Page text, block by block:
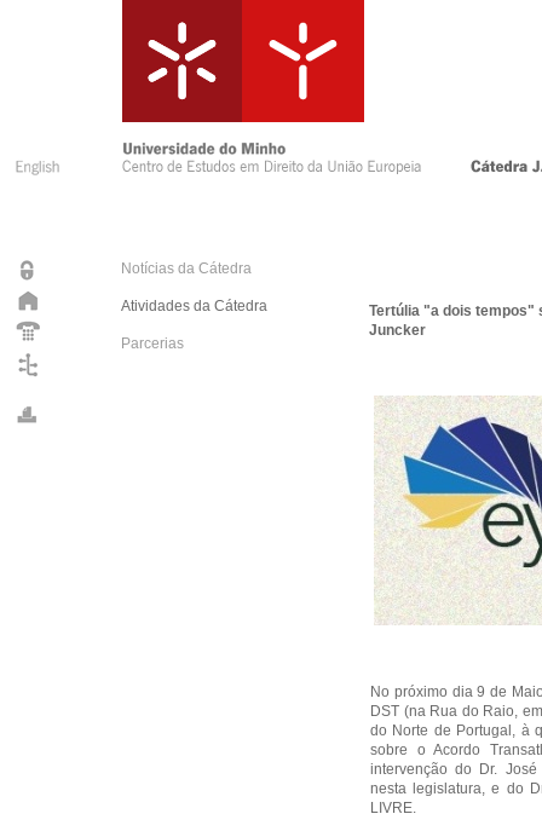
Notícias da Cátedra
Atividades da Cátedra
Parcerias
Tertúlia "a dois tempos"
Juncker
No próximo dia 9 de
DST (na Rua do Raio,
do Norte de Portugal, à
sobre o Acordo
intervenção do Dr.
nesta legislatura, e do
LIVRE.